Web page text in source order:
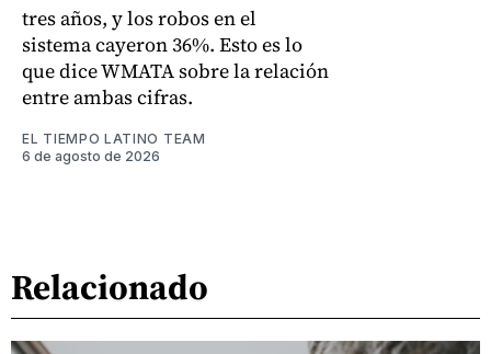
tres años, y los robos en el
sistema cayeron 36%. Esto es lo
que dice WMATA sobre la relación
entre ambas cifras.
EL TIEMPO LATINO TEAM
6 de agosto de 2026
Relacionado